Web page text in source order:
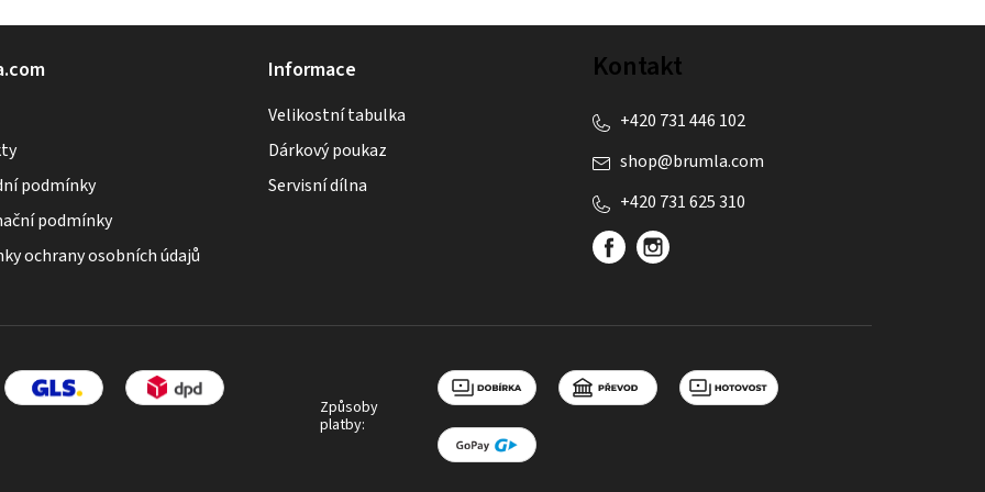
k
v
p
podmínky
podmínky
ochrany osobních údajů
Informace
Velikostní tabulka
Dárkový poukaz
Servisní dílna
Kontakt
shop@brumla.com
+420 731 446 102
+420 731 625 310
Způsoby
platby: